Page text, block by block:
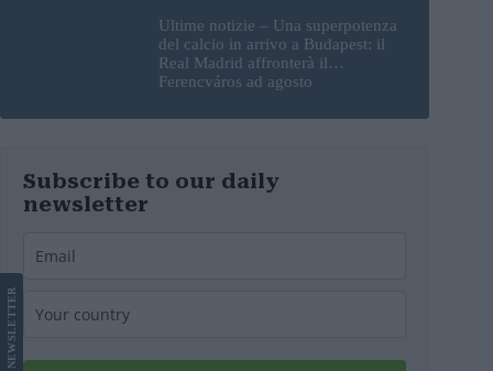
Ultime notizie – Una superpotenza
del calcio in arrivo a Budapest: il
Real Madrid affronterà il
Ferencváros ad agosto
Subscribe to our daily
newsletter
NEWS
LETTER